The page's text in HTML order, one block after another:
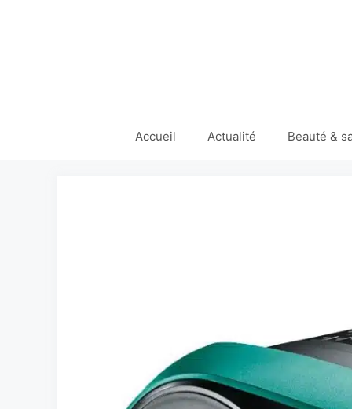
Accueil Actualité Beauté &